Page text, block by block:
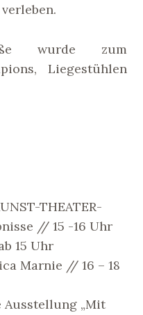
wurde zum
Liegestühlen
THEATER-
// 15 -16 Uhr
15 Uhr
Marnie // 16 – 18
„Mit